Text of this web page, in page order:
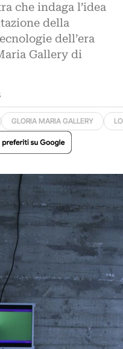
che indaga l’idea
della
dell’era
Gallery di
GLORIA MARIA GALLERY